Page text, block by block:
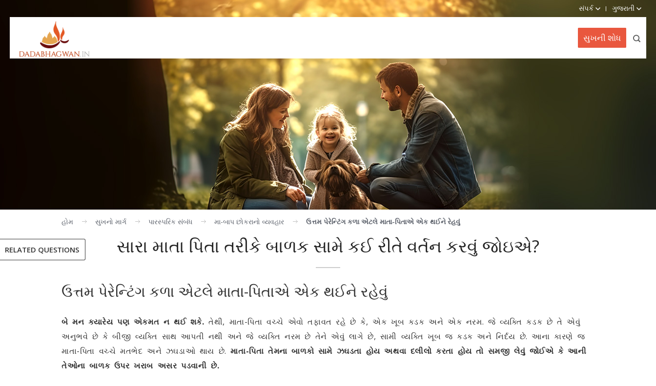
સંપર્ક ગુજરાતી
સુખની શોધ
RELATED QUESTIONS
હોમ સુખનો માર્ગ પારસ્પરિક સંબંધ મા-બાપ છોકરાનો વ્યવહાર ઉત્તમ પેરેન્ટિંગ કળા એટલે માતા-પિતાએ એક થઈને રેહવું
સારા માતા પિતા તરીકે બાળક સામે કઈ રીતે વર્તન કરવું જોઇએ?
ઉત્તમ પેરેન્ટિંગ કળા એટલે માતા-પિતાએ એક થઈને રહેવું
બે મન ક્યારેય પણ એકમત ન થઈ શકે. તેથી, માતા-પિતા વચ્ચે એવો તફાવત રહે છે કે, એક ખૂબ કડક અને એક નરમ. જે વ્યક્તિ કડક છે તે એવું
અનુભવે છે કે બીજી વ્યક્તિ સાથ આપતી નથી અને જે વ્યક્તિ નરમ છે તેને એવું લાગે છે, સામી વ્યક્તિ ખૂબ જ કડક અને નિર્દય છે. આના કારણે જ
માતા-પિતા વચ્ચે મતભેદ અને ઝઘડાઓ થાય છે.માતા-પિતા તેમના બાળકો સામે ઝઘડતા હોય અથવા દલીલો કરતા હોય તો સમજી લેવું જોઈએ કે આની
તેઓના બાળક ઉપર ખરાબ અસર પડવાની છે.